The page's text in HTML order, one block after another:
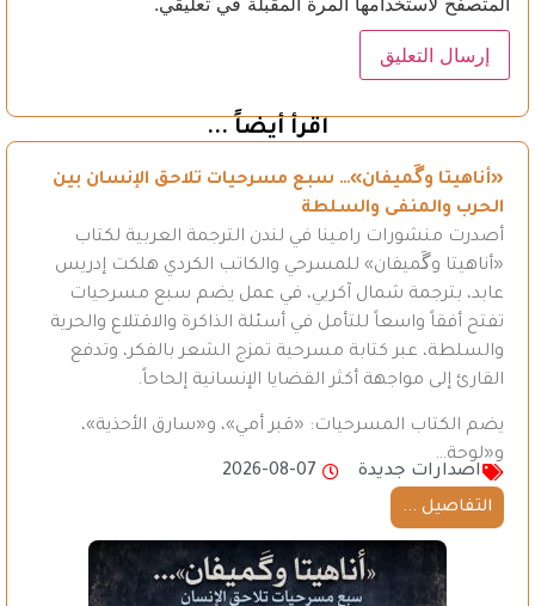
اقرأ أيضاً ...
«أناهيتا وگَميفان»… سبع مسرحيات تلاحق الإنسان بين
الحرب والمنفى والسلطة
أصدرت منشورات رامينا في لندن الترجمة العربية لكتاب
«أناهيتا وگَميفان» للمسرحي والكاتب الكردي هلكت إدريس
عابد، بترجمة شمال آكريي، في عمل يضم سبع مسرحيات
تفتح أفقاً واسعاً للتأمل في أسئلة الذاكرة والاقتلاع والحرية
والسلطة، عبر كتابة مسرحية تمزج الشعر بالفكر، وتدفع
القارئ إلى مواجهة أكثر القضايا الإنسانية إلحاحاً.
يضم الكتاب المسرحيات: «قبر أمي»، و«سارق الأحذية»،
و«لوحة…
اصدارات جديدة
2026-08-07
التفاصيل ...